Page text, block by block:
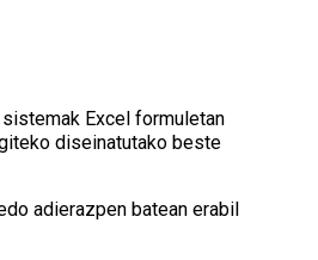
Excel formuletan
diseinatutako beste
adierazpen batean erabil